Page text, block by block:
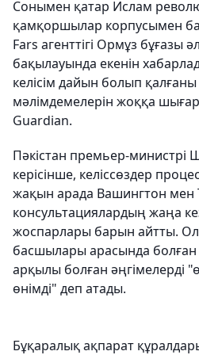
Сонымен қатар Ислам
қамқоршылар корпусымен
Fars агенттігі Ормұз бұғазы
бақылауында екенін
келісім дайын болып
мәлімдемелерін жоққа
Guardian.
Пәкістан премьер-
керісінше, келіссөздер
жақын арада Вашингтон мен
консультациялардың жаңа
жоспарлары барын айтты.
басшылары арасында
арқылы болған әңгімелерді
өнімді" деп атады.
Бұқаралық ақпарат